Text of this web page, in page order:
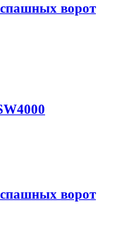
ворот
ворот